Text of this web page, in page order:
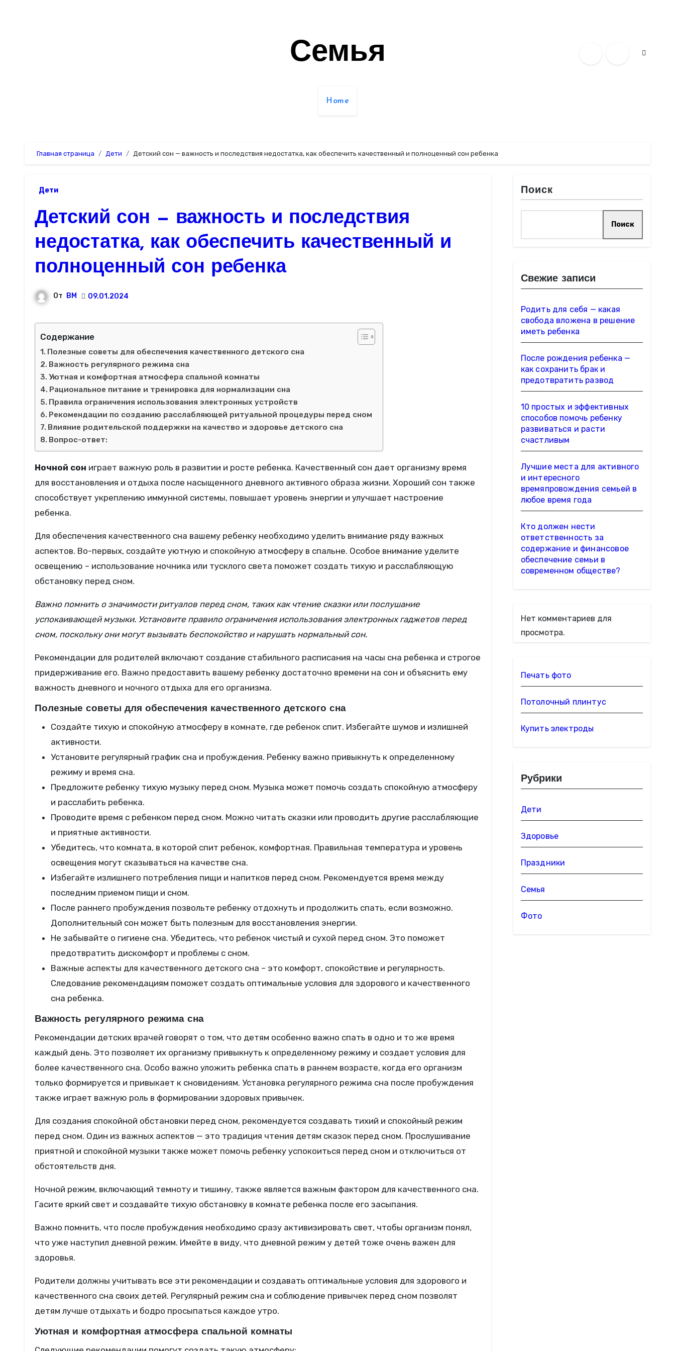
Семья
Home
Главная страница Дети Детский сон — важность и последствия недостатка, как обеспечить качественный и полноценный сон ребенка
Дети
Детский сон — важность и последствия
недостатка, как обеспечить качественный и
полноценный сон ребенка
От ВМ 09.01.2024
Содержание
Полезные советы для обеспечения качественного детского сна
Важность регулярного режима сна
Уютная и комфортная атмосфера спальной комнаты
Рациональное питание и тренировка для нормализации сна
Правила ограничения использования электронных устройств
Рекомендации по созданию расслабляющей ритуальной процедуры перед сном
Влияние родительской поддержки на качество и здоровье детского сна
Вопрос-ответ:
Ночной сон играет важную роль в развитии и росте ребенка. Качественный сон дает организму время
для восстановления и отдыха после насыщенного дневного активного образа жизни. Хороший сон также
способствует укреплению иммунной системы, повышает уровень энергии и улучшает настроение
ребенка.
Для обеспечения качественного сна вашему ребенку необходимо уделить внимание ряду важных
аспектов. Во-первых, создайте уютную и спокойную атмосферу в спальне. Особое внимание уделите
освещению – использование ночника или тусклого света поможет создать тихую и расслабляющую
обстановку перед сном.
Важно помнить о значимости ритуалов перед сном, таких как чтение сказки или послушание
успокаивающей музыки. Установите правило ограничения использования электронных гаджетов перед
сном, поскольку они могут вызывать беспокойство и нарушать нормальный сон.
Рекомендации для родителей включают создание стабильного расписания на часы сна ребенка и строгое
придерживание его. Важно предоставить вашему ребенку достаточно времени на сон и объяснить ему
важность дневного и ночного отдыха для его организма.
Полезные советы для обеспечения качественного детского сна
Создайте тихую и спокойную атмосферу в комнате, где ребенок спит. Избегайте шумов и излишней
активности.
Установите регулярный график сна и пробуждения. Ребенку важно привыкнуть к определенному
режиму и время сна.
Предложите ребенку тихую музыку перед сном. Музыка может помочь создать спокойную атмосферу
и расслабить ребенка.
Проводите время с ребенком перед сном. Можно читать сказки или проводить другие расслабляющие
и приятные активности.
Убедитесь, что комната, в которой спит ребенок, комфортная. Правильная температура и уровень
освещения могут сказываться на качестве сна.
Избегайте излишнего потребления пищи и напитков перед сном. Рекомендуется время между
последним приемом пищи и сном.
После раннего пробуждения позвольте ребенку отдохнуть и продолжить спать, если возможно.
Дополнительный сон может быть полезным для восстановления энергии.
Не забывайте о гигиене сна. Убедитесь, что ребенок чистый и сухой перед сном. Это поможет
предотвратить дискомфорт и проблемы с сном.
Важные аспекты для качественного детского сна – это комфорт, спокойствие и регулярность.
Следование рекомендациям поможет создать оптимальные условия для здорового и качественного
сна ребенка.
Важность регулярного режима сна
Рекомендации детских врачей говорят о том, что детям особенно важно спать в одно и то же время
каждый день. Это позволяет их организму привыкнуть к определенному режиму и создает условия для
более качественного сна. Особо важно уложить ребенка спать в раннем возрасте, когда его организм
только формируется и привыкает к сновидениям. Установка регулярного режима сна после пробуждения
также играет важную роль в формировании здоровых привычек.
Для создания спокойной обстановки перед сном, рекомендуется создавать тихий и спокойный режим
перед сном. Один из важных аспектов — это традиция чтения детям сказок перед сном. Прослушивание
приятной и спокойной музыки также может помочь ребенку успокоиться перед сном и отключиться от
обстоятельств дня.
Ночной режим, включающий темноту и тишину, также является важным фактором для качественного сна.
Гасите яркий свет и создавайте тихую обстановку в комнате ребенка после его засыпания.
Важно помнить, что после пробуждения необходимо сразу активизировать свет, чтобы организм понял,
что уже наступил дневной режим. Имейте в виду, что дневной режим у детей тоже очень важен для
здоровья.
Родители должны учитывать все эти рекомендации и создавать оптимальные условия для здорового и
качественного сна своих детей. Регулярный режим сна и соблюдение привычек перед сном позволят
детям лучше отдыхать и бодро просыпаться каждое утро.
Уютная и комфортная атмосфера спальной комнаты
Поиск
Поиск
Свежие записи
Родить для себя — какая
свобода вложена в решение
иметь ребенка
После рождения ребенка —
как сохранить брак и
предотвратить развод
10 простых и эффективных
способов помочь ребенку
развиваться и расти
счастливым
Лучшие места для активного
и интересного
времяпровождения семьей в
любое время года
Кто должен нести
ответственность за
содержание и финансовое
обеспечение семьи в
современном обществе?
Нет комментариев для
просмотра.
Печать фото
Потолочный плинтус
Купить электроды
Рубрики
Дети
Здоровье
Праздники
Семья
Фото